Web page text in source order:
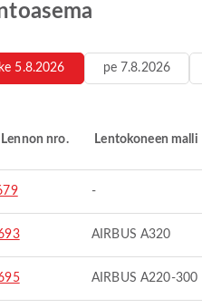
ke 5.8.2026 pe 7.8.2026
Lennon nro. Lentokoneen malli
-
AIRBUS A320
AIRBUS A220-300